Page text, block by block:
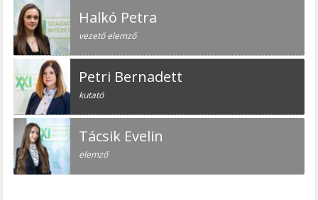
Halkó Petra
vezető elemző
Petri Bernadett
kutató
Tácsik Evelin
elemző